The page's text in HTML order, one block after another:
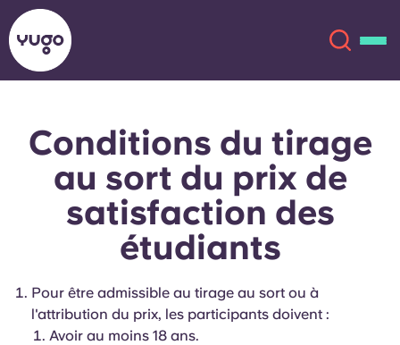
À propos
Lieux
English (GB)
English (US)
Chinese Español
Català Deutsch
Italian
Conditions du tirage
au sort du prix de
satisfaction des
étudiants
Pour être admissible au tirage au sort ou à
l'attribution du prix, les participants doivent :
Avoir au moins 18 ans.